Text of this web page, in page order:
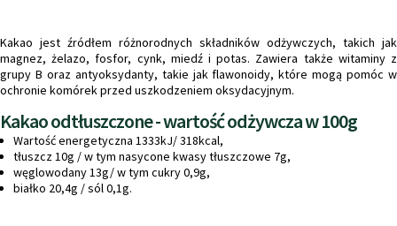
Kakao jest źródłem różnorodnych składników odżywczych, takich jak
magnez, żelazo, fosfor, cynk, miedź i potas. Zawiera także witaminy z
grupy B oraz antyoksydanty, takie jak flawonoidy, które mogą pomóc w
ochronie komórek przed uszkodzeniem oksydacyjnym.
Kakao odtłuszczone - wartość odżywcza w 100g
Wartość energetyczna 1333kJ/ 318kcal,
tłuszcz 10g / w tym nasycone kwasy tłuszczowe 7g,
węglowodany 13g/ w tym cukry 0,9g,
białko 20,4g / sól 0,1g.